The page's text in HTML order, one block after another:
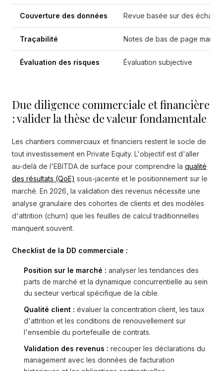
Couverture des données Revue basée sur des
Traçabilité Notes de bas de page
Évaluation des risques Évaluation subjective
Due diligence commerciale et financière
: valider la thèse de valeur fondamentale
Les chantiers commerciaux et financiers restent le socle de
tout investissement en Private Equity. L'objectif est d'aller
au-delà de l'EBITDA de surface pour comprendre la qualité
des résultats (QoE) sous-jacente et le positionnement sur le
marché. En 2026, la validation des revenus nécessite une
analyse granulaire des cohortes de clients et des modèles
d'attrition (churn) que les feuilles de calcul traditionnelles
manquent souvent.
Checklist de la DD commerciale :
Position sur le marché : analyser les tendances des
parts de marché et la dynamique concurrentielle au sein
du secteur vertical spécifique de la cible.
Qualité client : évaluer la concentration client, les taux
d'attrition et les conditions de renouvellement sur
l'ensemble du portefeuille de contrats.
Validation des revenus : recouper les déclarations du
management avec les données de facturation